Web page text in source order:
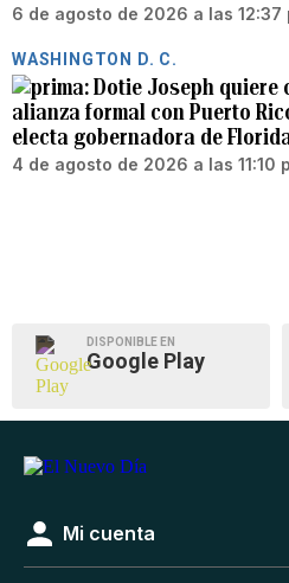
6 de agosto de 2026 a las 12:37
WASHINGTON D. C.
Dotie Joseph quiere
alianza formal con Puerto
electa gobernadora de
4 de agosto de 2026 a las 11:10
DISPONIBLE EN
Google Play
Mi cuenta